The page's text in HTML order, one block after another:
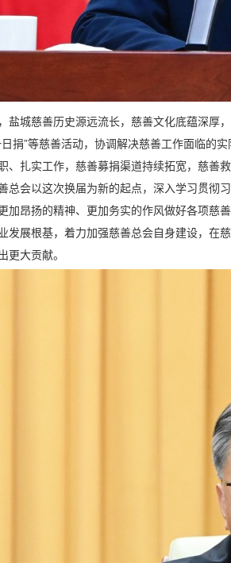
盐城慈善历史源远流长，慈善文化底蕴深厚
捐”等慈善活动，协调解决慈善工作面临的
、扎实工作，慈善募捐渠道持续拓宽，慈善
总会以这次换届为新的起点，深入学习贯
加昂扬的精神、更加务实的作风做好各项慈
发展根基，着力加强慈善总会自身建设，在
更大贡献。